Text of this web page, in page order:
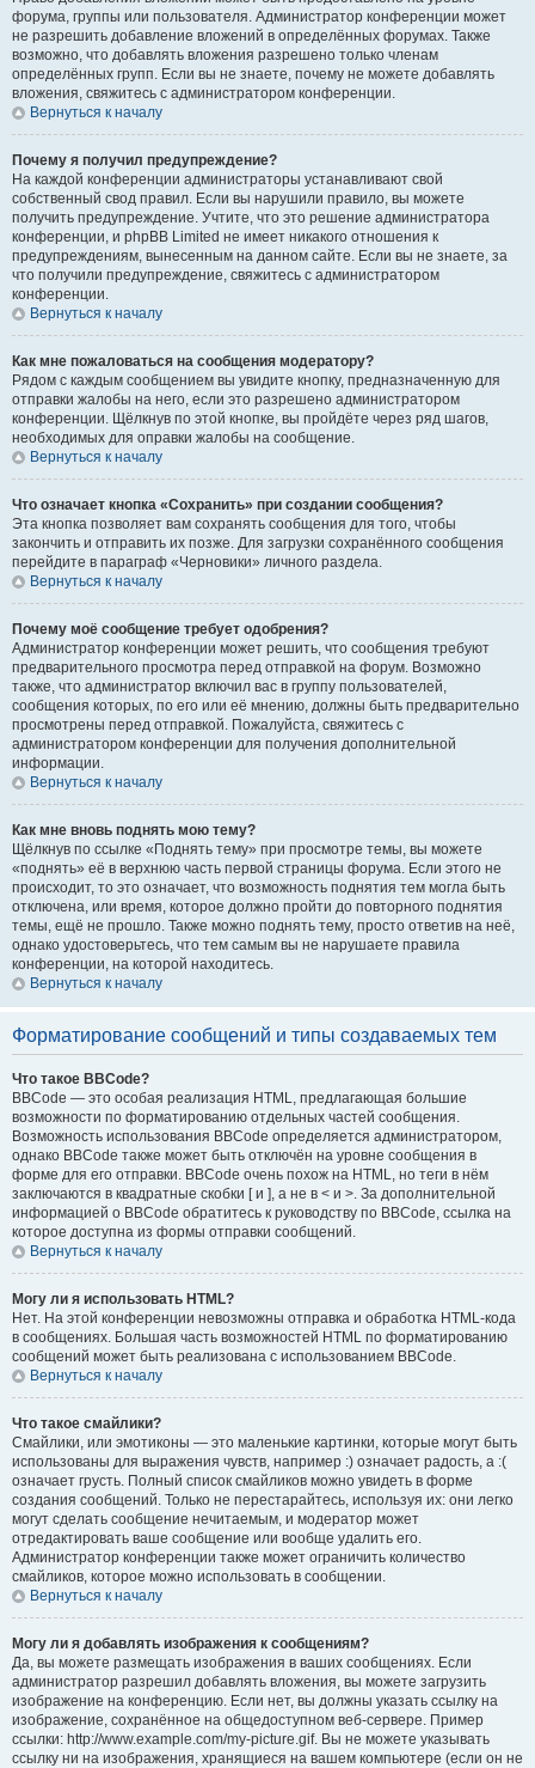
форума, группы или пользователя. Администратор конференции может
не разрешить добавление вложений в определённых форумах. Также
возможно, что добавлять вложения разрешено только членам
определённых групп. Если вы не знаете, почему не можете добавлять
вложения, свяжитесь с администратором конференции.
Вернуться к началу
Почему я получил предупреждение?
На каждой конференции администраторы устанавливают свой
собственный свод правил. Если вы нарушили правило, вы можете
получить предупреждение. Учтите, что это решение администратора
конференции, и phpBB Limited не имеет никакого отношения к
предупреждениям, вынесенным на данном сайте. Если вы не знаете, за
что получили предупреждение, свяжитесь с администратором
конференции.
Вернуться к началу
Как мне пожаловаться на сообщения модератору?
Рядом с каждым сообщением вы увидите кнопку, предназначенную для
отправки жалобы на него, если это разрешено администратором
конференции. Щёлкнув по этой кнопке, вы пройдёте через ряд шагов,
необходимых для оправки жалобы на сообщение.
Вернуться к началу
Что означает кнопка «Сохранить» при создании сообщения?
Эта кнопка позволяет вам сохранять сообщения для того, чтобы
закончить и отправить их позже. Для загрузки сохранённого сообщения
перейдите в параграф «Черновики» личного раздела.
Вернуться к началу
Почему моё сообщение требует одобрения?
Администратор конференции может решить, что сообщения требуют
предварительного просмотра перед отправкой на форум. Возможно
также, что администратор включил вас в группу пользователей,
сообщения которых, по его или её мнению, должны быть предварительно
просмотрены перед отправкой. Пожалуйста, свяжитесь с
администратором конференции для получения дополнительной
информации.
Вернуться к началу
Как мне вновь поднять мою тему?
Щёлкнув по ссылке «Поднять тему» при просмотре темы, вы можете
«поднять» её в верхнюю часть первой страницы форума. Если этого не
происходит, то это означает, что возможность поднятия тем могла быть
отключена, или время, которое должно пройти до повторного поднятия
темы, ещё не прошло. Также можно поднять тему, просто ответив на неё,
однако удостоверьтесь, что тем самым вы не нарушаете правила
конференции, на которой находитесь.
Вернуться к началу
Форматирование сообщений и типы создаваемых тем
Что такое BBCode?
BBCode — это особая реализация HTML, предлагающая большие
возможности по форматированию отдельных частей сообщения.
Возможность использования BBCode определяется администратором,
однако BBCode также может быть отключён на уровне сообщения в
форме для его отправки. BBCode очень похож на HTML, но теги в нём
заключаются в квадратные скобки [ и ], а не в < и >. За дополнительной
информацией о BBCode обратитесь к руководству по BBCode, ссылка на
которое доступна из формы отправки сообщений.
Вернуться к началу
Могу ли я использовать HTML?
Нет. На этой конференции невозможны отправка и обработка HTML-кода
в сообщениях. Большая часть возможностей HTML по форматированию
сообщений может быть реализована с использованием BBCode.
Вернуться к началу
Что такое смайлики?
Смайлики, или эмотиконы — это маленькие картинки, которые могут быть
использованы для выражения чувств, например :) означает радость, а :(
означает грусть. Полный список смайликов можно увидеть в форме
создания сообщений. Только не перестарайтесь, используя их: они легко
могут сделать сообщение нечитаемым, и модератор может
отредактировать ваше сообщение или вообще удалить его.
Администратор конференции также может ограничить количество
смайликов, которое можно использовать в сообщении.
Вернуться к началу
Могу ли я добавлять изображения к сообщениям?
Да, вы можете размещать изображения в ваших сообщениях. Если
администратор разрешил добавлять вложения, вы можете загрузить
изображение на конференцию. Если нет, вы должны указать ссылку на
изображение, сохранённое на общедоступном веб-сервере. Пример
ссылки: http://www.example.com/my-picture.gif. Вы не можете указывать
ссылку ни на изображения, хранящиеся на вашем компьютере (если он не